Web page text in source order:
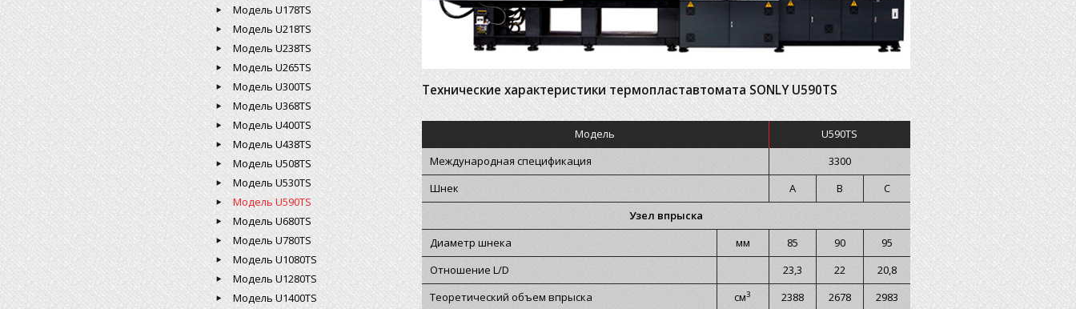
Модель U178TS
Модель U218TS
Модель U238TS
Модель U265TS
Модель U300TS
Модель U368TS
Модель U400TS
Модель U438TS
Модель U508TS
Модель U530TS
Модель U590TS
Модель U680TS
Модель U780TS
Модель U1080TS
Модель U1280TS
Модель U1400TS
Технические характеристики термопластавтомата SONLY U590TS
Модель
U590TS
Международная спецификация
3300
Шнек
A B
C
Узел впрыска
Диаметр шнека
мм 85 90
95
Отношение L/D
23,3 22
20,8
Теоретический объем впрыска
см3 2388 2678
2983